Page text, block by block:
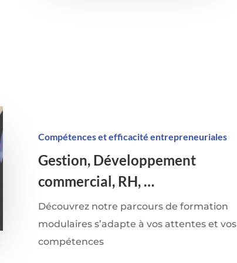
Compétences et efficacité entrepreneuriales
Gestion, Développement
commercial, RH, …
Découvrez notre parcours de formation
modulaires s’adapte à vos attentes et vos
compétences